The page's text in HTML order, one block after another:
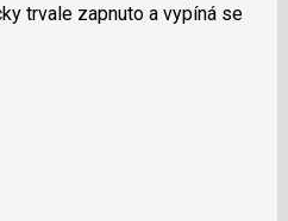
trvale zapnuto a vypíná se